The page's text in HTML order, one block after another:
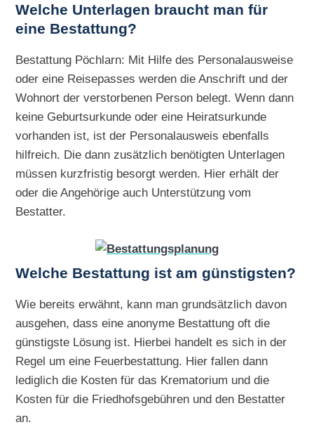
Welche Unterlagen braucht man für
eine Bestattung?
Bestattung Pöchlarn: Mit Hilfe des Personalausweise
oder eine Reisepasses werden die Anschrift und der
Wohnort der verstorbenen Person belegt. Wenn dann
keine Geburtsurkunde oder eine Heiratsurkunde
vorhanden ist, ist der Personalausweis ebenfalls
hilfreich. Die dann zusätzlich benötigten Unterlagen
müssen kurzfristig besorgt werden. Hier erhält der
oder die Angehörige auch Unterstützung vom
Bestatter.
Welche Bestattung ist am günstigsten?
Wie bereits erwähnt, kann man grundsätzlich davon
ausgehen, dass eine anonyme Bestattung oft die
günstigste Lösung ist. Hierbei handelt es sich in der
Regel um eine Feuerbestattung. Hier fallen dann
lediglich die Kosten für das Krematorium und die
Kosten für die Friedhofsgebühren und den Bestatter
an.